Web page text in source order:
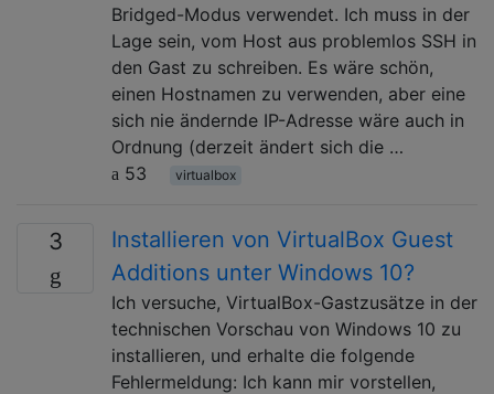
Bridged-Modus verwendet. Ich muss in der
Lage sein, vom Host aus problemlos SSH in
den Gast zu schreiben. Es wäre schön,
einen Hostnamen zu verwenden, aber eine
sich nie ändernde IP-Adresse wäre auch in
Ordnung (derzeit ändert sich die …
53
virtualbox
3
Installieren von VirtualBox Guest
Additions unter Windows 10?
Ich versuche, VirtualBox-Gastzusätze in der
technischen Vorschau von Windows 10 zu
installieren, und erhalte die folgende
Fehlermeldung: Ich kann mir vorstellen,